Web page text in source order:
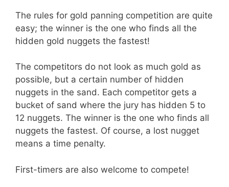
The rules for gold panning competition are quite
easy; the winner is the one who finds all the
hidden gold nuggets the fastest!
The competitors do not look as much gold as
possible, but a certain number of hidden
nuggets in the sand. Each competitor gets a
bucket of sand where the jury has hidden 5 to
12 nuggets. The winner is the one who finds all
nuggets the fastest. Of course, a lost nugget
means a time penalty.
First-timers are also welcome to compete!